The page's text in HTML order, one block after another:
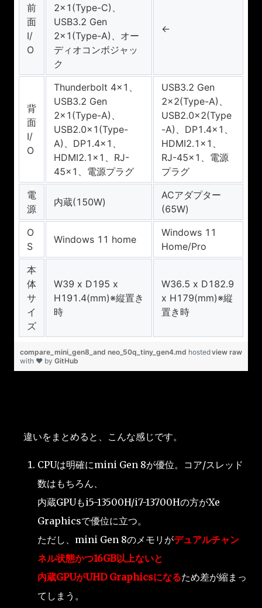
前
面
I/
O
2×1(Type-C)、
USB3.2 Gen
2×1(Type-A)、オー
ディオコンボジャッ
ク
←
背
面
I/
O
Thunderbolt 4×1、
USB3.2 Gen
2×1(Type-A)、
USB2.0×1(Type-
A)、DP1.4×1、
HDMI2.1×1、RJ-
45×1、電源プラグ
USB3.2 Gen
2×2(Type-A)、
USB2.0×2(Type
-A)、DP1.4×1、
HDMI2.1×1、
RJ-45×1、電源
プラグ
電
源
内蔵(150W)
ACアダプター
(65W)
O
S
Windows 11 home
Windows 11
Home/Pro
本
体
サ
イ
ズ
W39 x D195 x
H191.4(mm)※縦置き
時
W36.5 x D182.9
x H179(mm)※縦
置き時
view raw
compare_mini_gen8_and neo_50q_tiny_gen4.md hosted
with ❤ by GitHub
違いをまとめると、こんな感じです。
CPUは明確にmini Gen 8が優位。コア/スレッド
数はもちろん、
内蔵GPUもi5-13500H/i7-13700Hの方がXe
Graphicsで優位に立つ。
ただし、mini Gen 8のメモリがデュアルチャン
ネル状態かつ16GB以上ないと
内蔵GPUがUHD Graphicsになるため差が縮まっ
てしまう。